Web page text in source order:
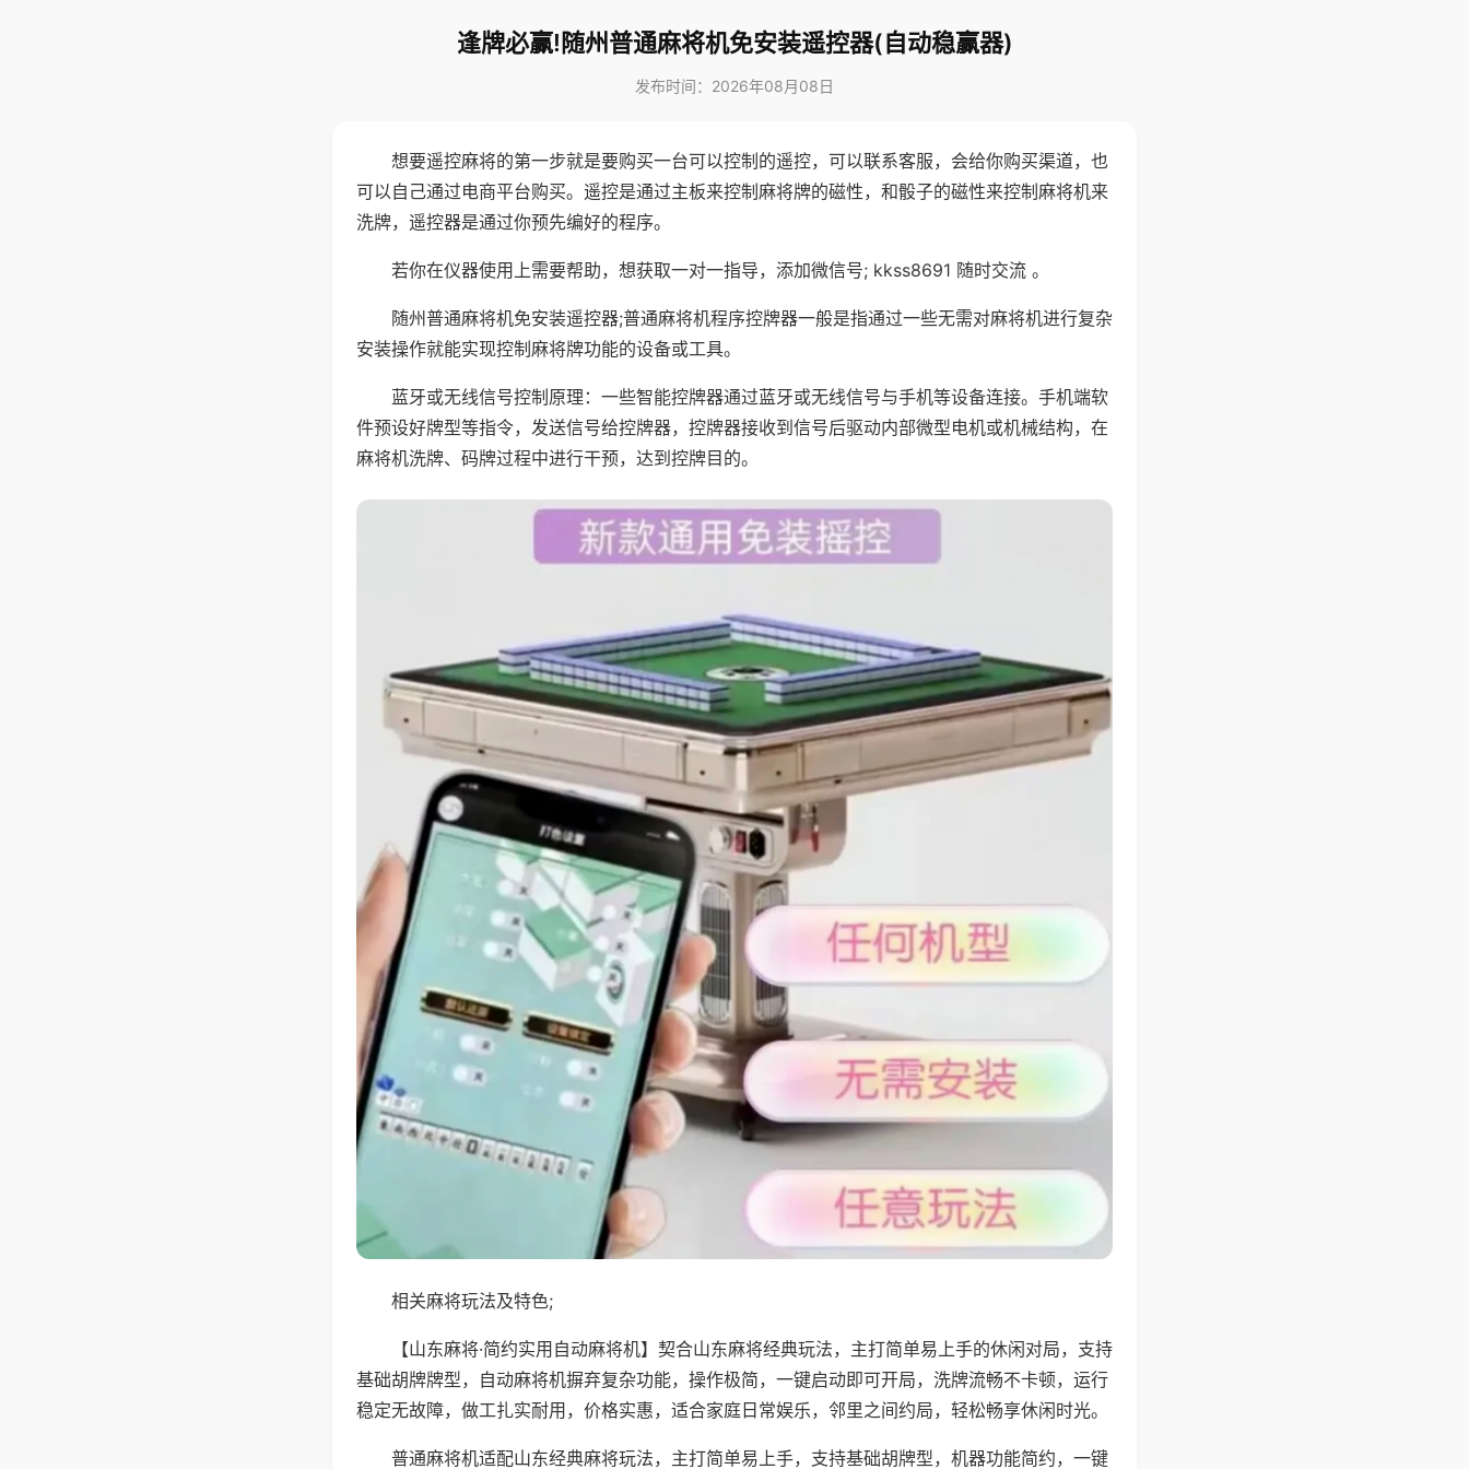
逢牌必赢!随州普通麻将机免安装遥控器(自动稳赢器)
发布时间：2026年08月08日
想要遥控麻将的第一步就是要购买一台可以控制的遥控，可以联系客服，会给你购买渠道，也
可以自己通过电商平台购买。遥控是通过主板来控制麻将牌的磁性，和骰子的磁性来控制麻将机来
洗牌，遥控器是通过你预先编好的程序。
若你在仪器使用上需要帮助，想获取一对一指导，添加微信号; kkss8691 随时交流 。
随州普通麻将机免安装遥控器;普通麻将机程序控牌器一般是指通过一些无需对麻将机进行复杂
安装操作就能实现控制麻将牌功能的设备或工具。
蓝牙或无线信号控制原理：一些智能控牌器通过蓝牙或无线信号与手机等设备连接。手机端软
件预设好牌型等指令，发送信号给控牌器，控牌器接收到信号后驱动内部微型电机或机械结构，在
麻将机洗牌、码牌过程中进行干预，达到控牌目的。
相关麻将玩法及特色;
【山东麻将·简约实用自动麻将机】契合山东麻将经典玩法，主打简单易上手的休闲对局，支持
基础胡牌牌型，自动麻将机摒弃复杂功能，操作极简，一键启动即可开局，洗牌流畅不卡顿，运行
稳定无故障，做工扎实耐用，价格实惠，适合家庭日常娱乐，邻里之间约局，轻松畅享休闲时光。
普通麻将机适配山东经典麻将玩法，主打简单易上手，支持基础胡牌型，机器功能简约，一键